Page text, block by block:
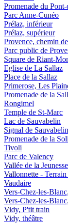
Promenade du
Parc Anne-Cunéo
Prélaz, inférieur
Prélaz, supérieur
Provence, chemin
Parc public de
Square de Riant-
Eglise de La Sallaz
Place de la Sallaz
Primerose, Les
Promenade de la
Rongimel
Temple de St-Marc
Lac de Sauvabelin
Signal de Sauvabelin
Promenade de la
Tivoli
Parc de Valency
Vallée de la Jeunesse
Vallonnette -
Vaudaire
Vers-Chez-les-
Vers-Chez-les-
Vidy, P'tit train
Vidy, théâtre